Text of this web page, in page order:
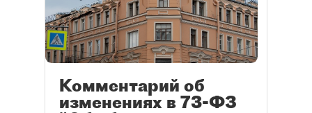
Комментарий об
изменениях в 73-ФЗ